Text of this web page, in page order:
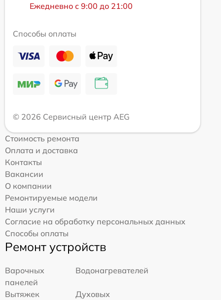
Ежедневно с 9:00 до 21:00
Способы оплаты
© 2026 Сервисный центр AEG
Стоимость ремонта
Оплата и доставка
Контакты
Вакансии
О компании
Ремонтируемые модели
Наши услуги
Согласие на обработку персональных данных
Способы оплаты
Ремонт устройств
Варочных
панелей
Водонагревателей
Вытяжек
Духовых